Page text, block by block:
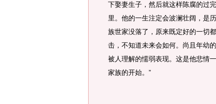
下娶妻生子，然后就这样陈腐的过
里。他的一生注定会波澜壮阔，是
族世家没落了，原来既定好的一切
击，不知道未来会如何。尚且年幼
被人理解的懦弱表现。这是他悲情
家族的开始。”